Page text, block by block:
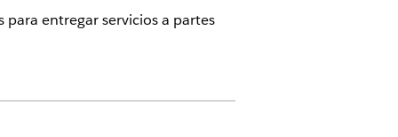
entregar servicios a partes